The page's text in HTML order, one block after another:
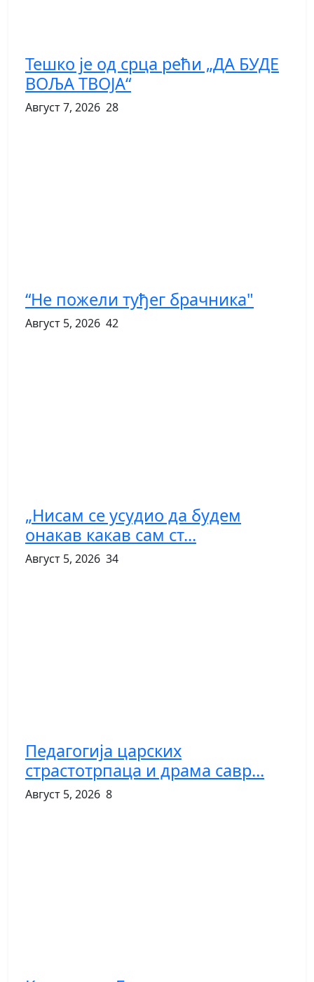
Тешко је од срца рећи „ДА БУДЕ
ВОЉА ТВОЈА“
Август 7, 2026 28
“Не пожели туђег брачника"
Август 5, 2026 42
„Нисам се усудио да будем
онакав какав сам ст...
Август 5, 2026 34
Педагогија царских
страстотрпаца и драма савр...
Август 5, 2026 8